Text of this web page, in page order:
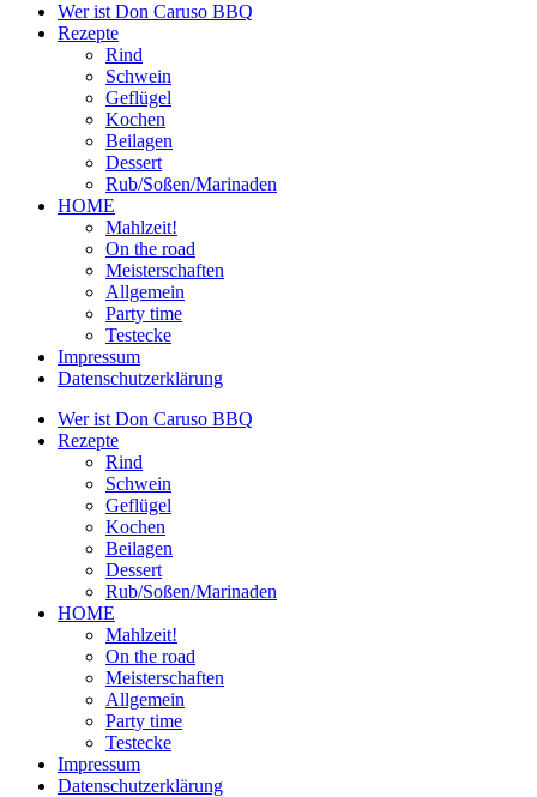
Wer ist Don Caruso BBQ
Rezepte
Rind
Schwein
Geflügel
Kochen
Beilagen
Dessert
Rub/Soßen/Marinaden
HOME
Mahlzeit!
On the road
Meisterschaften
Allgemein
Party time
Testecke
Impressum
Datenschutzerklärung
Wer ist Don Caruso BBQ
Rezepte
Rind
Schwein
Geflügel
Kochen
Beilagen
Dessert
Rub/Soßen/Marinaden
HOME
Mahlzeit!
On the road
Meisterschaften
Allgemein
Party time
Testecke
Impressum
Datenschutzerklärung